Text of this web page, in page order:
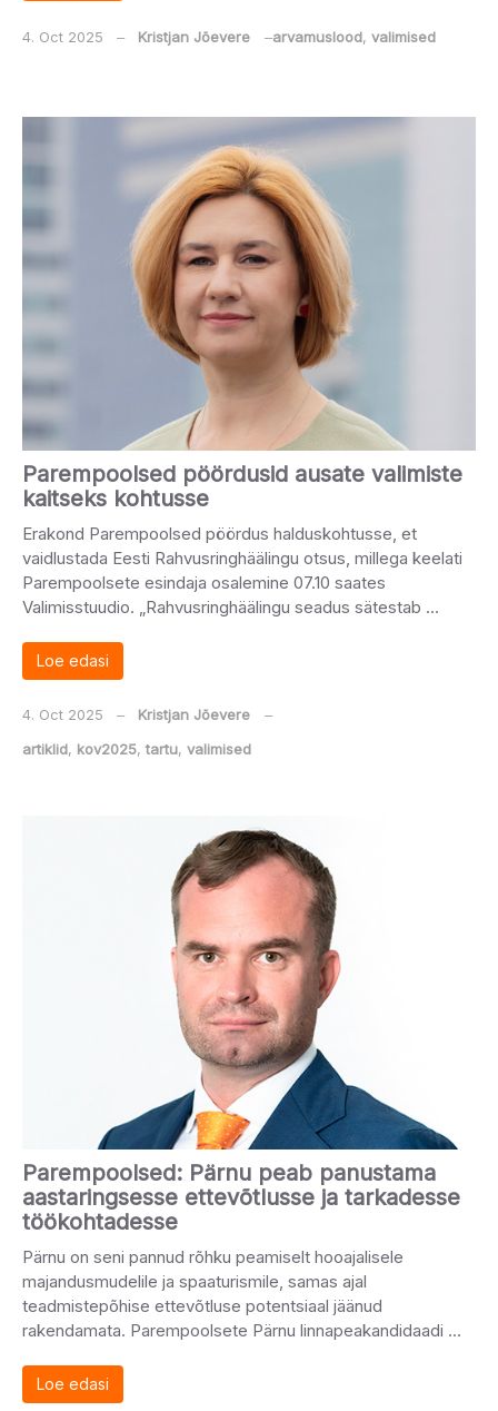
4. Oct 2025 ‒ Kristjan Jõevere ‒arvamuslood, valimised
Parempoolsed pöördusid ausate valimiste
kaitseks kohtusse
Erakond Parempoolsed pöördus halduskohtusse, et
vaidlustada Eesti Rahvusringhäälingu otsus, millega keelati
Parempoolsete esindaja osalemine 07.10 saates
Valimisstuudio. „Rahvusringhäälingu seadus sätestab …
Loe edasi
4. Oct 2025 ‒ Kristjan Jõevere
‒
artiklid, kov2025, tartu, valimised
Parempoolsed: Pärnu peab panustama
aastaringsesse ettevõtlusse ja tarkadesse
töökohtadesse
Pärnu on seni pannud rõhku peamiselt hooajalisele
majandusmudelile ja spaaturismile, samas ajal
teadmistepõhise ettevõtluse potentsiaal jäänud
rakendamata. Parempoolsete Pärnu linnapeakandidaadi …
Loe edasi